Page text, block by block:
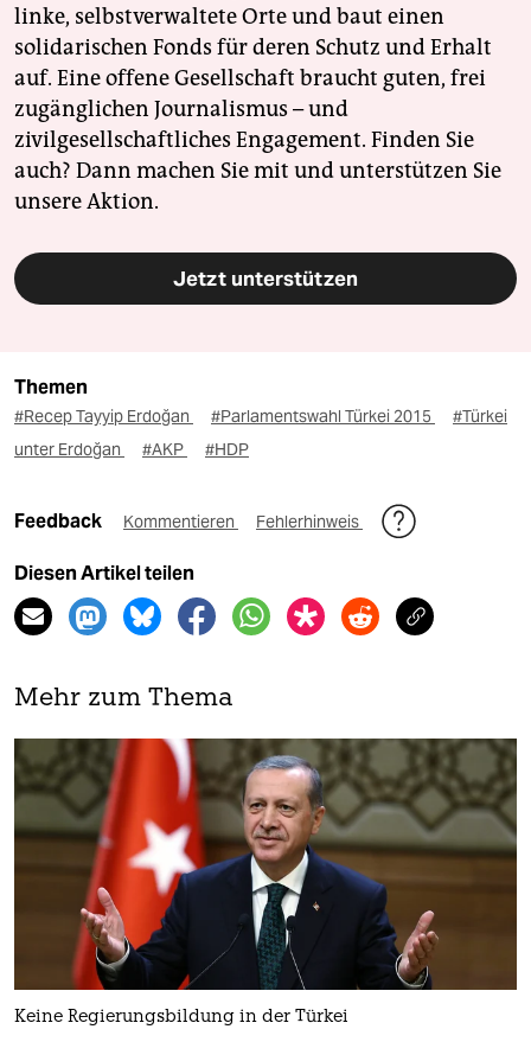
linke, selbstverwaltete Orte und baut einen
solidarischen Fonds für deren Schutz und Erhalt
auf. Eine offene Gesellschaft braucht guten, frei
zugänglichen Journalismus – und
zivilgesellschaftliches Engagement. Finden Sie
auch? Dann machen Sie mit und unterstützen Sie
unsere Aktion.
Jetzt unterstützen
Themen
#Recep Tayyip Erdoğan #Parlamentswahl Türkei 2015
#Türkei
unter Erdoğan
#AKP #HDP
Feedback Kommentieren Fehlerhinweis
Diesen Artikel teilen
Mehr zum Thema
Keine Regierungsbildung in der Türkei